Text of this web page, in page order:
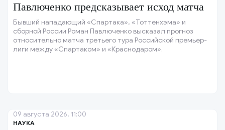
Павлюченко предсказывает исход матча
Бывший нападающий «Спартака», «Тоттенхэма» и
сборной России Роман Павлюченко высказал прогноз
относительно матча третьего тура Российской премьер-
лиги между «Спартаком» и «Краснодаром».
НАУКА
09 августа 2026, 11:00